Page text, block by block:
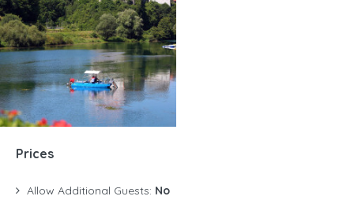
Prices
Allow Additional Guests: No